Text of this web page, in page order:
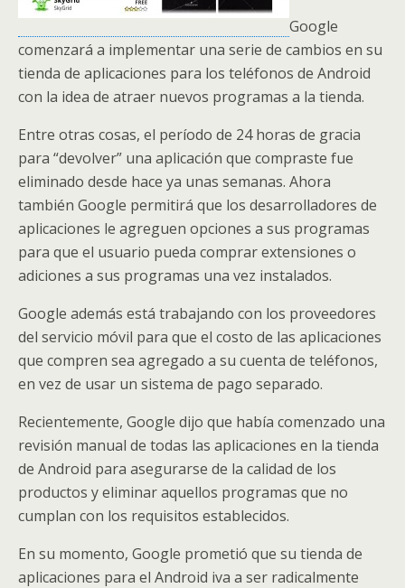
Google
comenzará a implementar una serie de cambios en su
tienda de aplicaciones para los teléfonos de Android
con la idea de atraer nuevos programas a la tienda.
Entre otras cosas, el período de 24 horas de gracia
para “devolver” una aplicación que compraste fue
eliminado desde hace ya unas semanas. Ahora
también Google permitirá que los desarrolladores de
aplicaciones le agreguen opciones a sus programas
para que el usuario pueda comprar extensiones o
adiciones a sus programas una vez instalados.
Google además está trabajando con los proveedores
del servicio móvil para que el costo de las aplicaciones
que compren sea agregado a su cuenta de teléfonos,
en vez de usar un sistema de pago separado.
Recientemente, Google dijo que había comenzado una
revisión manual de todas las aplicaciones en la tienda
de Android para asegurarse de la calidad de los
productos y eliminar aquellos programas que no
cumplan con los requisitos establecidos.
En su momento, Google prometió que su tienda de
aplicaciones para el Android iva a ser radicalmente